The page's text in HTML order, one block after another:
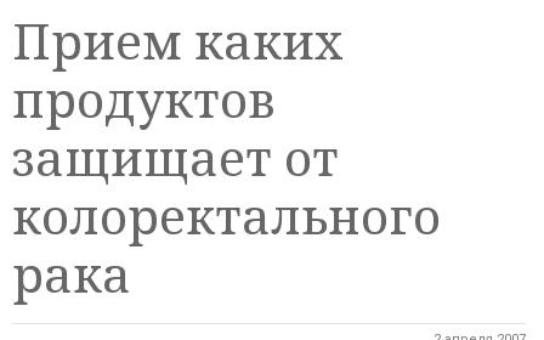
Прием каких
продуктов
защищает от
колоректального
рака